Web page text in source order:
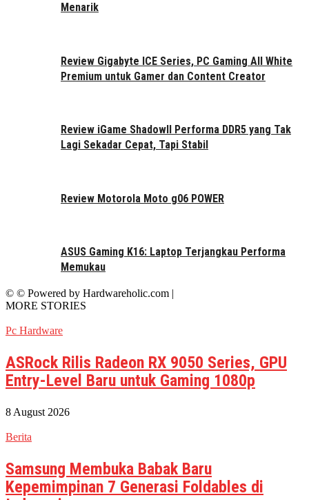
Menarik
Review Gigabyte ICE Series, PC Gaming All White
Premium untuk Gamer dan Content Creator
Review iGame ShadowII Performa DDR5 yang Tak
Lagi Sekadar Cepat, Tapi Stabil
Review Motorola Moto g06 POWER
ASUS Gaming K16: Laptop Terjangkau Performa
Memukau
© © Powered by Hardwareholic.com |
MORE STORIES
Pc Hardware
ASRock Rilis Radeon RX 9050 Series, GPU
Entry-Level Baru untuk Gaming 1080p
8 August 2026
Berita
Samsung Membuka Babak Baru
Kepemimpinan 7 Generasi Foldables di